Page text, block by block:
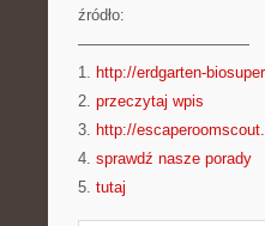
źródło:
———————————
1. http://erdgarten-
2. przeczytaj wpis
3. http://
4. sprawdź nasze porady
5. tutaj